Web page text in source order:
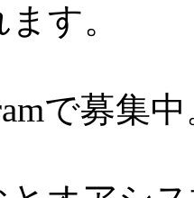
す。
で募集